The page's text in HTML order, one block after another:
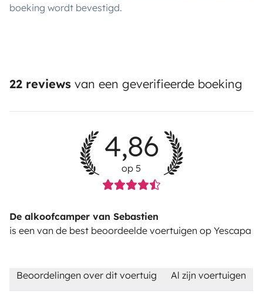
boeking wordt bevestigd.
22 reviews van een geverifieerde boeking
4,86
op 5
De alkoofcamper van Sebastien
is een van de best beoordeelde voertuigen op Yescapa
Beoordelingen over dit voertuig Al zijn voertuigen